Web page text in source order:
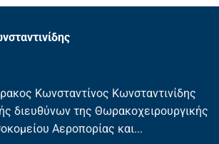
Κωνσταντίνος Κωνσταντινίδης
διευθύνων της Θωρακοχειρουργικής
Αεροπορίας και...